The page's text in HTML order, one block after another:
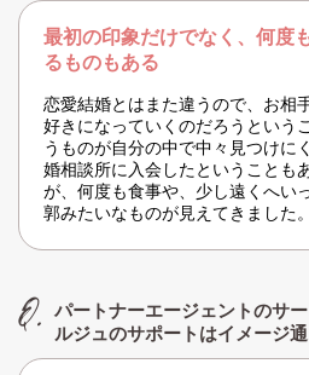
最初の印象だけでなく、何度
るものもある
恋愛結婚とはまた違うので、お相
好きになっていくのだろうという
うものが自分の中で中々見つけに
婚相談所に入会したということも
が、何度も食事や、少し遠くへい
郭みたいなものが見えてきました。
パートナーエージェントのサ
ルジュのサポートはイメージ